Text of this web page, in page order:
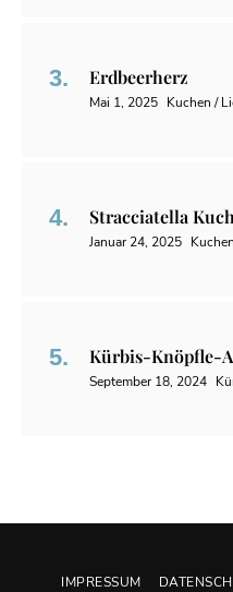
Erdbeerherz
Mai 1, 2025 Kuchen /
Stracciatella
Januar 24, 2025
Kürbis-Knöpfle-
September 18, 2024
IMPRESSUM